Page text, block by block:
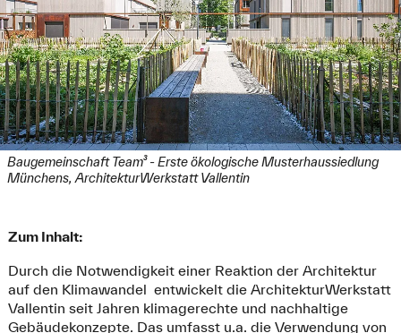
Baugemeinschaft Team³ - Erste ökologische Musterhaus­siedlung
Münchens, ArchitekturWerkstatt Vallentin
Zum Inhalt:
Durch die Notwendigkeit einer Reaktion der Architektur
auf den Klimawandel entwickelt die ArchitekturWerkstatt
Vallentin seit Jahren klimagerechte und nachhaltige
Gebäudekonzepte. Das umfasst u.a. die Verwendung von